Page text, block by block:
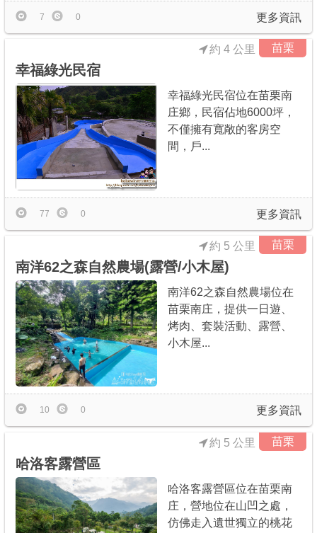
更多資訊
7 0
苗栗
幸福綠光民宿
約 4 公里
幸福綠光民宿位在苗栗南
庄鄉，民宿佔地6000坪，
不僅擁有寬敞的客房空
間，戶...
更多資訊
77 0
苗栗
南洋62之森自然農場(露營/小木屋)
約 5 公里
南洋62之森自然農場位在
苗栗南庄，提供一日遊、
烤肉、套裝活動、露營、
小木屋...
更多資訊
10 0
苗栗
哈洛客露營區
約 5 公里
哈洛客露營區位在苗栗南
庄，營地位在山凹之處，
仿佛走入遺世獨立的桃花